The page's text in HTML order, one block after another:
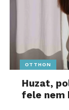
OTTHON
Huzat,
fele nem